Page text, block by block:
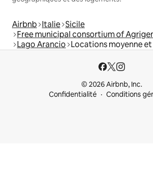
Airbnb Italie Sicile
Free municipal consortium of
Lago Arancio Locations moyenne
© 2026 Airbnb, Inc.
Confidentialité
Conditions